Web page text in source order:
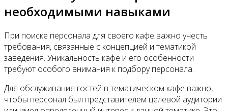
необходимыми навыками
При поиске персонала для своего кафе важно учесть
требования, связанные с концепцией и тематикой
заведения. Уникальность кафе и его особенности
требуют особого внимания к подбору персонала.
Для обслуживания гостей в тематическом кафе важно,
чтобы персонал был представителем целевой аудитории